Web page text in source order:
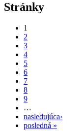
Stránky
1
2
3
4
5
6
7
8
9
…
nasledujúca›
posledná »